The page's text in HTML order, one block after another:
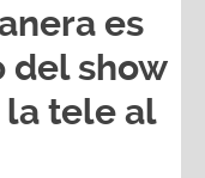
es
del show
la tele al